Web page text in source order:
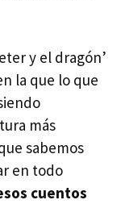
y el dragón’
la que lo que
más
sabemos
en todo
cuentos